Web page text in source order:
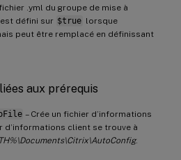
.yml du groupe de mise à
est défini sur $true lorsque
peut être remplacé en définissant
aux prérequis
– Crée un fichier d’informations
d’informations client se trouve à
.